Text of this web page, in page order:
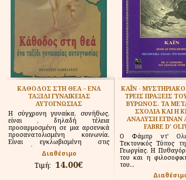
ΚΑΘΟΔΟΣ ΣΤΗ ΘΕΑ – ΕΝΑ
ΤΑΞΙΔΙ ΓΥΝΑΙΚΕΙΑΣ
ΑΥΤΟΓΝΩΣΙΑΣ
Η σύγχρονη γυναίκα, συνήθως,
είναι , δηλαδή τέλεια
προσαρμοσμένη σε μια αρσενικά
προσανατολισμένη κοινωνία.
Είναι εγκλωβισμένη στις
υποχρεώσεις που της...
Διαθέσιμο
Τιμή: 14.00€
ΚΑΪΝ -
ΤΡΕΙΣ ΠΡΑΞΕΙΣ
ΒΥΡΩΝΟΣ. ΤΑ
ΣΧΟΛΙΑ ΚΑΙ Η
ΑΝΑΛΥΣΗ
FABRE D'
Ο Φάμπρ ντ'
Τεκτονικός Τύπος
Γεωργίας. Η
του και η
του...